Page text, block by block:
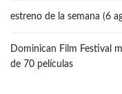
estreno de la semana (6
Dominican Film Festival
de 70 películas